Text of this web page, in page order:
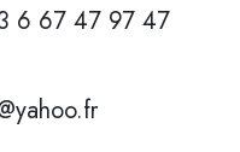
6 67 47 97 47